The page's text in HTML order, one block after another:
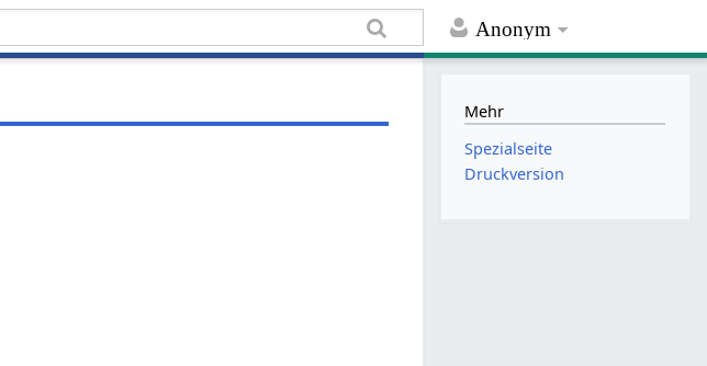
Anonym
Mehr
Spezialseite
Druckversion